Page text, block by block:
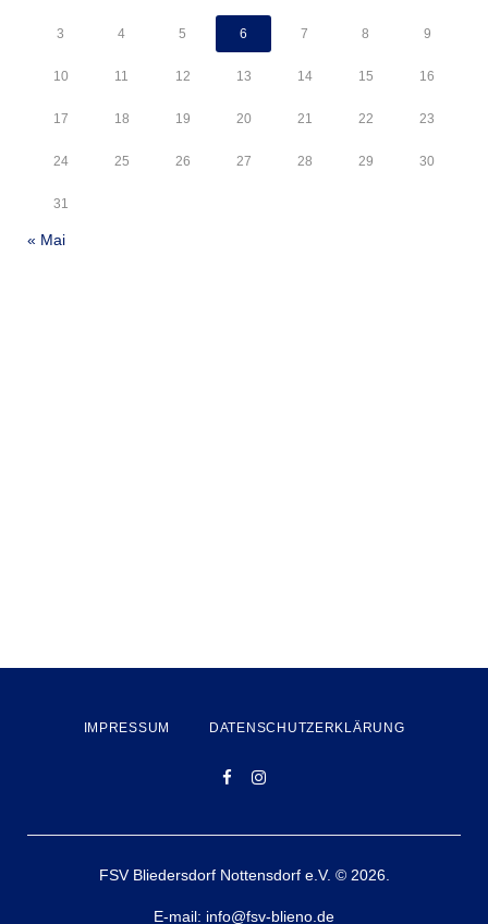
3 4 5 6 7 8 9
10 11 12 13 14 15 16
17 18 19 20 21 22 23
24 25 26 27 28 29 30
31
« Mai
IMPRESSUM DATENSCHUTZERKLÄRUNG
FSV Bliedersdorf Nottensdorf e.V. © 2026.
E-mail: info@fsv-blieno.de